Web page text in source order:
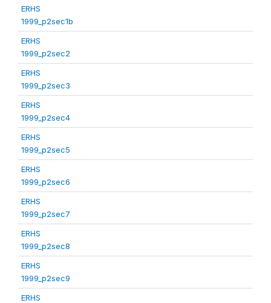
ERHS
1999_p2sec1b
ERHS
1999_p2sec2
ERHS
1999_p2sec3
ERHS
1999_p2sec4
ERHS
1999_p2sec5
ERHS
1999_p2sec6
ERHS
1999_p2sec7
ERHS
1999_p2sec8
ERHS
1999_p2sec9
ERHS